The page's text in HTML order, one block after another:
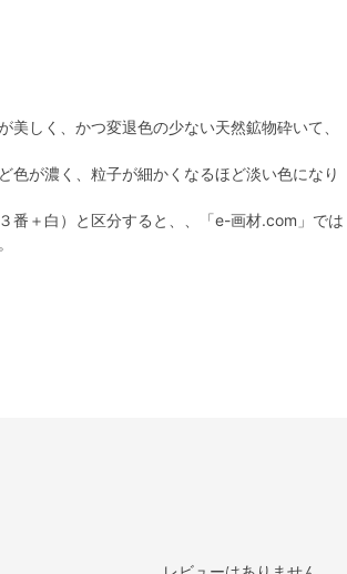
しく、かつ変退色の少ない天然鉱物砕いて、
色が濃く、粒子が細かくなるほど淡い色になり
番＋白）と区分すると、、「e-画材.com」では